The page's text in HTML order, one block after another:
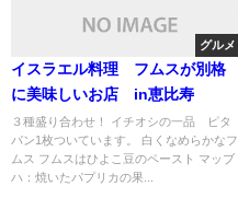
グルメ
イスラエル料理 フムスが別格
に美味しいお店 in恵比寿
３種盛り合わせ！ イチオシの一品 ピタ
パン1枚ついています。 白くなめらかなフ
ムス フムスはひよこ豆のペースト マッブ
ハ：焼いたパプリカの果...